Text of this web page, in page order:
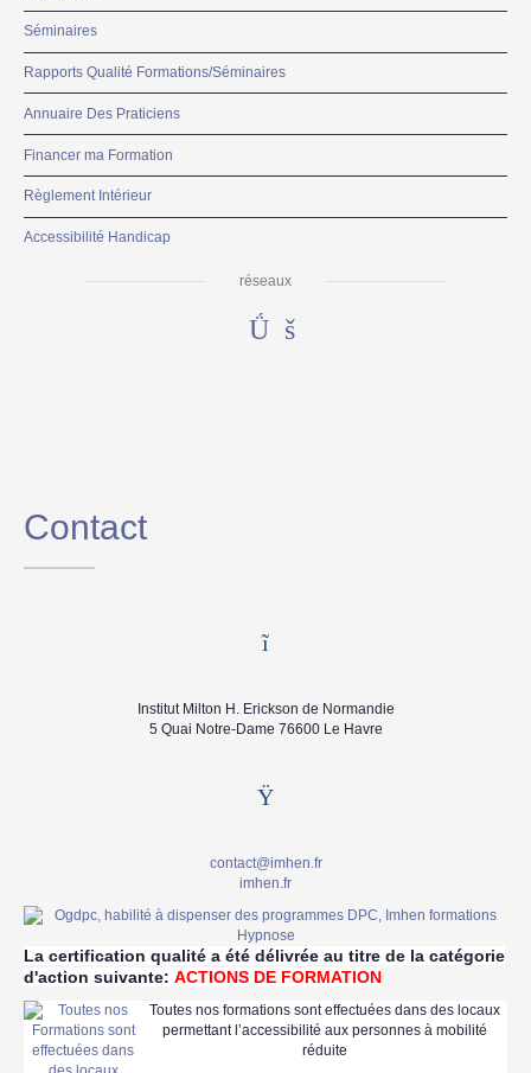
Séminaires
Rapports Qualité Formations/Séminaires
Annuaire Des Praticiens
Financer ma Formation
Règlement Intérieur
Accessibilité Handicap
réseaux
Contact
Institut Milton H. Erickson de Normandie
5 Quai Notre-Dame 76600 Le Havre
contact@imhen.fr
imhen.fr
La certification qualité a été délivrée au titre de la catégorie
d'action suivante: ACTIONS DE FORMATION
Toutes nos formations sont effectuées dans des locaux
permettant l’accessibilité aux personnes à mobilité
réduite